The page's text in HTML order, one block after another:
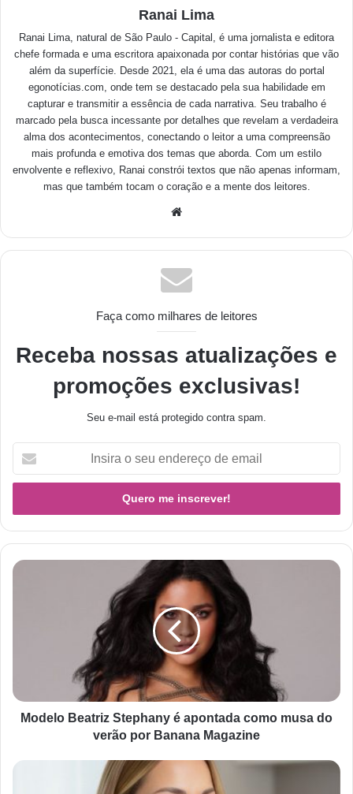
Ranai Lima
Ranai Lima, natural de São Paulo - Capital, é uma jornalista e editora
chefe formada e uma escritora apaixonada por contar histórias que vão
além da superfície. Desde 2021, ela é uma das autoras do portal
egonotícias.com, onde tem se destacado pela sua habilidade em
capturar e transmitir a essência de cada narrativa. Seu trabalho é
marcado pela busca incessante por detalhes que revelam a verdadeira
alma dos acontecimentos, conectando o leitor a uma compreensão
mais profunda e emotiva dos temas que aborda. Com um estilo
envolvente e reflexivo, Ranai constrói textos que não apenas informam,
mas que também tocam o coração e a mente dos leitores.
Faça como milhares de leitores
Receba nossas atualizações e
promoções exclusivas!
Seu e-mail está protegido contra spam.
Modelo Beatriz Stephany é apontada como musa do
verão por Banana Magazine